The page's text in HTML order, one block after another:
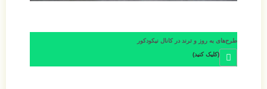
طرح‌های به روز و ترند در کانال نیکودکور
(کلیک کنید)